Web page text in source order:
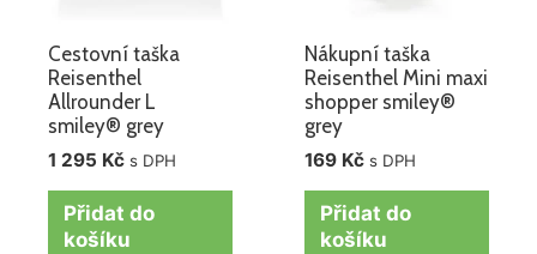
Cestovní taška
Reisenthel
Allrounder L
smiley® grey
1 295 Kč s DPH
Přidat do
košíku
Nákupní taška
Reisenthel Mini maxi
shopper smiley®
grey
169 Kč s DPH
Přidat do
košíku